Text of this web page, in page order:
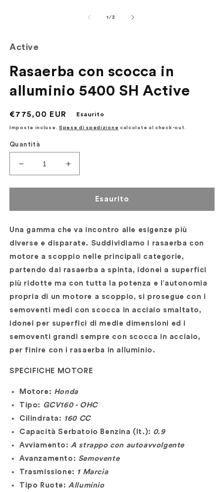
modale
1/su
2
Active
Rasaerba con scocca in
alluminio 5400 SH Active
Prezzo
di
€775,00 EUR Esaurito
Imposte incluse. Spese di spedizione calcolate al check-out.
Quantità
Diminuisci
quantità
per
con
in
alluminio
SH
Active
Aumenta
quantità
per
Rasaerba
con
in
alluminio
5400
SH
Active
Esaurito
Una gamma che va incontro alle esigenze più
diverse e disparate. Suddividiamo i rasaerba con
motore a scoppio nelle principali categorie,
partendo dai rasaerba a spinta, idonei a superfici
più ridotte ma con tutta la potenza e l’autonomia
propria di un motore a scoppio, si prosegue con i
semoventi medi con scocca in acciaio smaltato,
idonei per superfici di medie dimensioni ed i
semoventi grandi sempre con scocca in acciaio,
per finire con i rasaerba in alluminio.
SPECIFICHE MOTORE
Motore: Honda
Tipo: GCV160 - OHC
Cilindrata: 160 CC
Capacità Serbatoio Benzina (lt.): 0.9
Avviamento: A strappo con autoavvolgente
Avanzamento: Semovente
Trasmissione: 1 Marcia
Tipo Ruote: Alluminio